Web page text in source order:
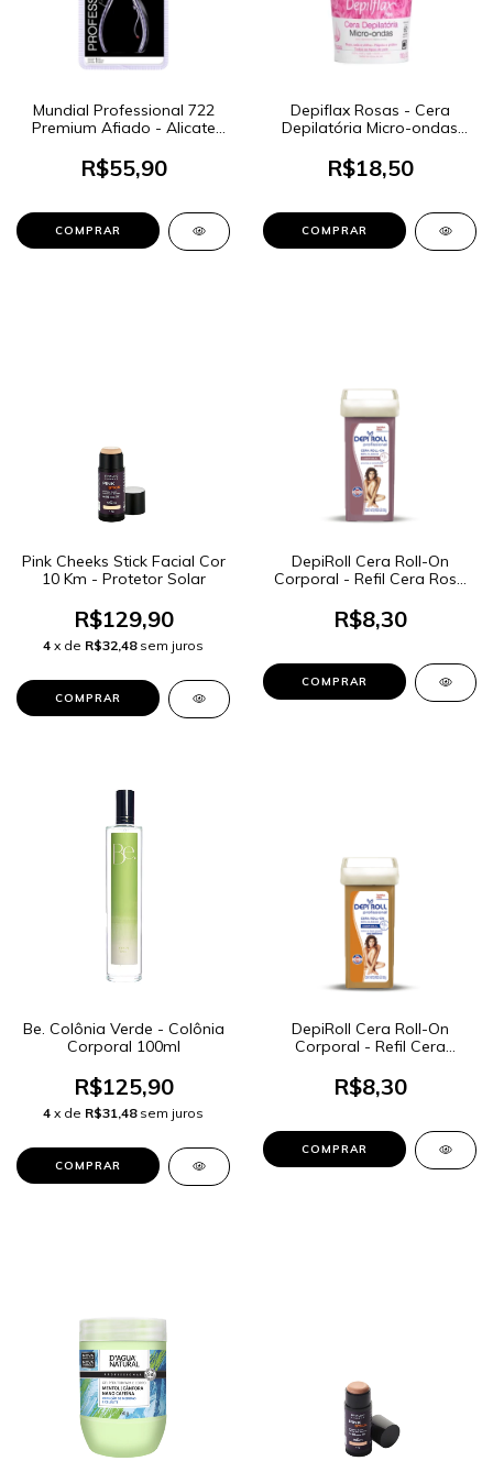
Mundial Professional 722
Premium Afiado - Alicate
R$55,90
Depiflax Rosas - Cera
Depilatória Micro-ondas
R$18,50
Pink Cheeks Stick Facial Cor
10 Km - Protetor Solar
R$129,90
4 x de R$32,48 sem juros
DepiRoll Cera Roll-On
Corporal - Refil Cera Rosa
R$8,30
Be. Colônia Verde - Colônia
Corporal 100ml
R$125,90
4 x de R$31,48 sem juros
DepiRoll Cera Roll-On
Corporal - Refil Cera
R$8,30